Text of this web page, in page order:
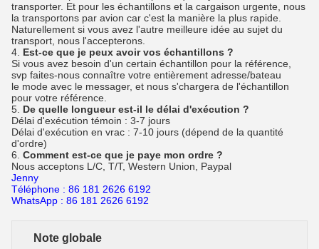
transporter. Et pour les échantillons et la cargaison urgente, nous
la transportons par avion car c'est la manière la plus rapide.
Naturellement si vous avez l'autre meilleure idée au sujet du
transport, nous l'accepterons.
4. Est-ce que je peux avoir vos échantillons ?
Si vous avez besoin d'un certain échantillon pour la référence,
svp faites-nous connaître votre entièrement adresse/bateau
le mode avec le messager, et nous s'chargera de l'échantillon
pour votre référence.
5. De quelle longueur est-il le délai d'exécution ?
Délai d'exécution témoin : 3-7 jours
Délai d'exécution en vrac : 7-10 jours (dépend de la quantité
d'ordre)
6. Comment est-ce que je paye mon ordre ?
Nous acceptons L/C, T/T, Western Union, Paypal
Jenny
Téléphone : 86 181 2626 6192
WhatsApp : 86 181 2626 6192
Note globale